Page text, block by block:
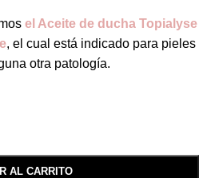
el Aceite de ducha Topialyse
, el cual está indicado para pieles
otra patología.
AL CARRITO